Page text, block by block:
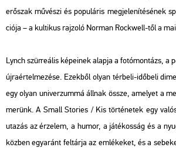
erő­szak mű­vé­szi és po­pu­lá­ris meg­je­le­ní­té­sé­nek
ci­ó­ja – a kul­ti­kus raj­zo­ló Nor­man Rock­well-től a
Lynch szür­re­á­lis ké­pe­i­nek alap­ja a fo­tó­mon­tázs, a
új­ra­ér­tel­me­zé­se. Ezek­ből olyan tér­be­li-idő­be­li
egy olyan uni­ver­zum­má áll­nak össze, ame­lyet a
me­rünk. A Small Stori­es / Kis tör­té­ne­tek egy
uta­zás az ér­ze­lem, a humor, a já­té­kos­ság és a
köz­ben egy­aránt fel­tár­ja az em­lé­ke­ket, és a